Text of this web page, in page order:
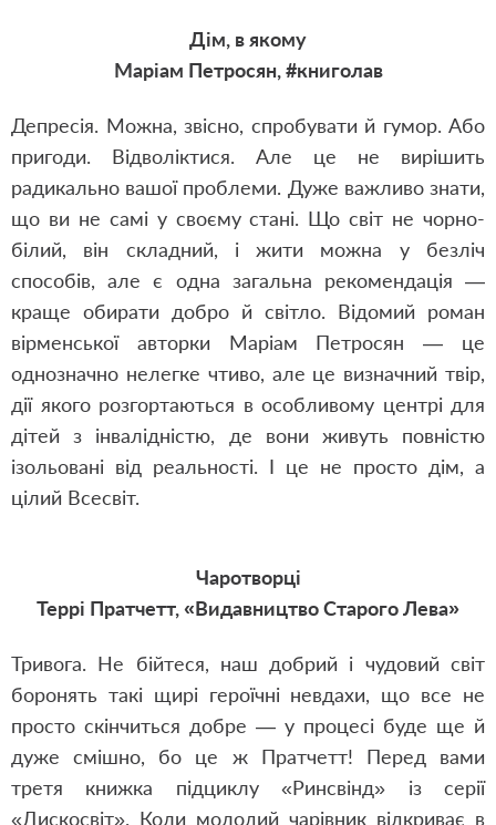
Дім, в якому
Маріам Петросян, #книголав
Депресія. Можна, звісно, спробувати й гумор. Або
пригоди. Відволіктися. Але це не вирішить
радикально вашої проблеми. Дуже важливо знати,
що ви не самі у своєму стані. Що світ не чорно-
білий, він складний, і жити можна у безліч
способів, але є одна загальна рекомендація —
краще обирати добро й світло. Відомий роман
вірменської авторки Маріам Петросян — це
однозначно нелегке чтиво, але це визначний твір,
дії якого розгортаються в особливому центрі для
дітей з інвалідністю, де вони живуть повністю
ізольовані від реальності. І це не просто дім, а
цілий Всесвіт.
Чаротворці
Террі Пратчетт, «Видавництво Старого Лева»
Тривога. Не бійтеся, наш добрий і чудовий світ
боронять такі щирі героїчні невдахи, що все не
просто скінчиться добре — у процесі буде ще й
дуже смішно, бо це ж Пратчетт! Перед вами
третя книжка підциклу «Ринсвінд» із серії
«Дискосвіт». Коли молодий чарівник відкриває в